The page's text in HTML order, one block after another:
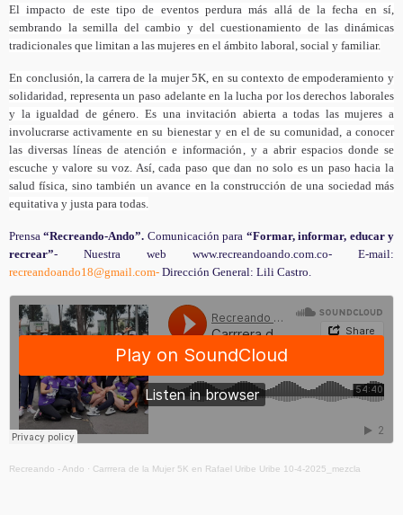
El impacto de este tipo de eventos perdura más allá de la fecha en sí,
sembrando la semilla del cambio y del cuestionamiento de las dinámicas
tradicionales que limitan a las mujeres en el ámbito laboral, social y familiar.
En conclusión, la carrera de la mujer 5K, en su contexto de empoderamiento y
solidaridad, representa un paso adelante en la lucha por los derechos laborales
y la igualdad de género. Es una invitación abierta a todas las mujeres a
involucrarse activamente en su bienestar y en el de su comunidad, a conocer
las diversas líneas de atención e información, y a abrir espacios donde se
escuche y valore su voz. Así, cada paso que dan no solo es un paso hacia la
salud física, sino también un avance en la construcción de una sociedad más
equitativa y justa para todas.
Prensa“Recreando-Ando”. Comunicación para “Formar, informar, educar y
recrear”- Nuestra web www.recreandoando.com.co- E-mail:
recreandoando18@gmail.com- Dirección General: Lili Castro.
Recreando - Ando · Carrrera de la Mujer 5K en Rafael Uribe Uribe 10-4-2025_mezcla